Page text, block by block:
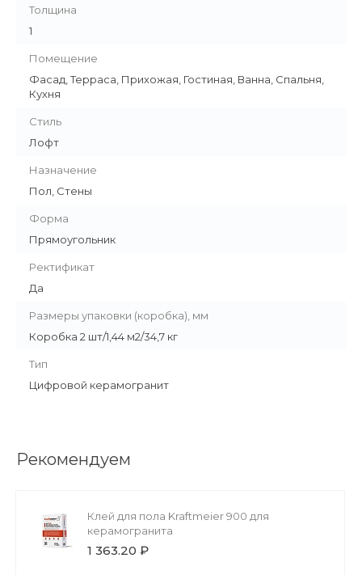
Толщина
1
Помещение
Фасад, Терраса, Прихожая, Гостиная, Ванна, Спальня,
Кухня
Стиль
Лофт
Назначение
Пол, Стены
Форма
Прямоугольник
Ректификат
Да
Размеры упаковки (коробка), мм
Коробка 2 шт/1,44 м2/34,7 кг
Тип
Цифровой керамогранит
Рекомендуем
Клей для пола Kraftmeier 900 для
керамогранита
1 363.20 ₽